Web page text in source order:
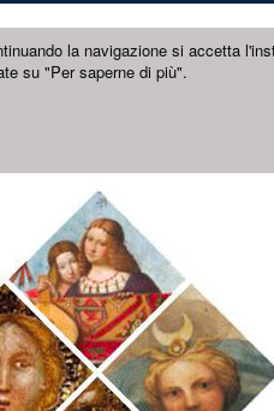
la navigazione si accetta
su "Per saperne di più".